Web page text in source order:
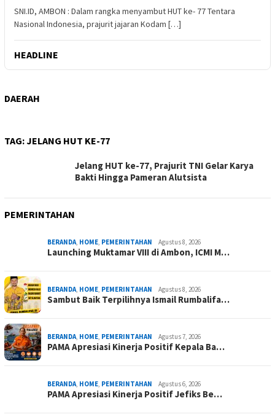
SNI.ID, AMBON : Dalam rangka menyambut HUT ke- 77 Tentara
Nasional Indonesia, prajurit jajaran Kodam […]
HEADLINE
DAERAH
TAG:JELANG HUT KE-77
Jelang HUT ke-77, Prajurit TNI Gelar Karya
Bakti Hingga Pameran Alutsista
PEMERINTAHAN
BERANDA HOME PEMERINTAHAN Agustus 8, 2026
Launching Muktamar VIII di Ambon, ICMI M…
BERANDA HOME PEMERINTAHAN Agustus 8, 2026
Sambut Baik Terpilihnya Ismail Rumbalifa…
BERANDA HOME PEMERINTAHAN Agustus 7, 2026
PAMA Apresiasi Kinerja Positif Kepala Ba…
BERANDA HOME PEMERINTAHAN Agustus 6, 2026
PAMA Apresiasi Kinerja Positif Jefiks Be…